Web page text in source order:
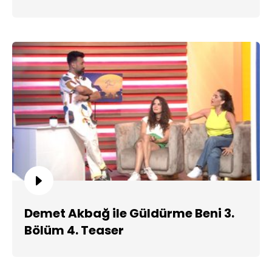
Demet Akbağ ile Güldürme Beni 3.
Bölüm 4. Teaser